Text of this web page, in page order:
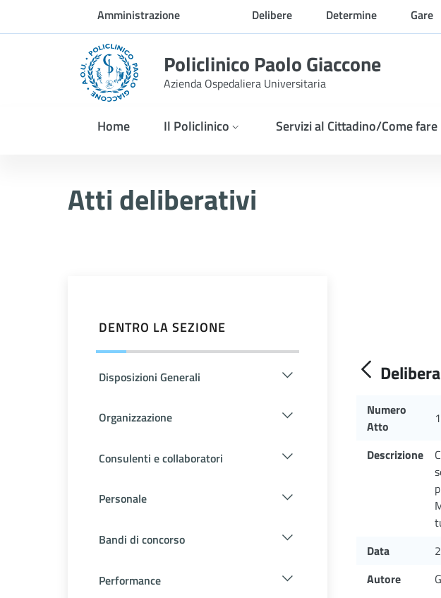
Skip to Main ContentAmministrazione
trasparente
Delibere Determine Gare
Policlinico Paolo Giaccone
Azienda Ospedaliera Universitaria
Home Il Policlinico Servizi al Cittadino/Come
Atti deliberativi
DENTRO LA SEZIONE
Disposizioni Generali
Organizzazione
Consulenti e collaboratori
Personale
Bandi di concorso
Performance
Numero
Atto
Descrizione
Data
Autore